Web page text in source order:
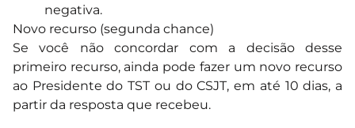
negativa.
Novo recurso (segunda chance)
Se você não concordar com a decisão desse
primeiro recurso, ainda pode fazer um novo recurso
ao Presidente do TST ou do CSJT, em até 10 dias, a
partir da resposta que recebeu.